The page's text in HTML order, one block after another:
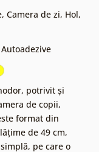
, Camera de zi, Hol,
Autoadezive
potrivit și
de copii,
format din
de 49 cm,
pe care o